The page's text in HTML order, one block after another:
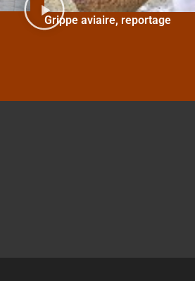
Grippe aviaire, reportage